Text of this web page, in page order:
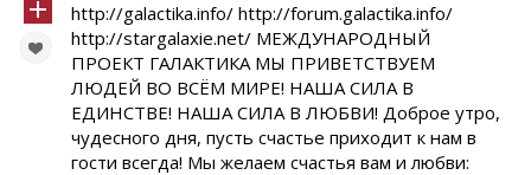
http://galactika.info/ http://forum.galactika.info/
http://stargalaxie.net/ МЕЖДУНАРОДНЫЙ
ПРОЕКТ ГАЛАКТИКА МЫ ПРИВЕТСТВУЕМ
ЛЮДЕЙ ВО ВСЁМ МИРЕ! НАША СИЛА В
ЕДИНСТВЕ! НАША СИЛА В ЛЮБВИ! Доброе утро,
чудесного дня, пусть счастье приходит к нам в
гости всегда! Мы желаем счастья вам и любви: